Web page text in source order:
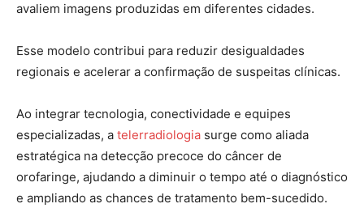
avaliem imagens produzidas em diferentes cidades.
Esse modelo contribui para reduzir desigualdades
regionais e acelerar a confirmação de suspeitas clínicas.
Ao integrar tecnologia, conectividade e equipes
especializadas, a telerradiologia surge como aliada
estratégica na detecção precoce do câncer de
orofaringe, ajudando a diminuir o tempo até o diagnóstico
e ampliando as chances de tratamento bem-sucedido.